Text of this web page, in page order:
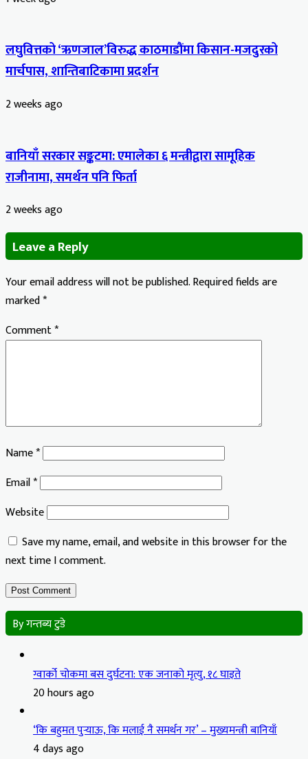
लघुवित्तको ‘ऋणजाल’विरुद्ध काठमाडौंमा किसान-मजदुरको
मार्चपास, शान्तिबाटिकामा प्रदर्शन
2 weeks ago
बानियाँ सरकार सङ्कटमा: एमालेका ६ मन्त्रीद्वारा सामूहिक
राजीनामा, समर्थन पनि फिर्ता
2 weeks ago
Leave a Reply
Your email address will not be published.Required fields are
marked*
Comment*
Name*
Email*
Website
Save my name, email, and website in this browser for the
next time I comment.
By गन्तब्य टुडे
ग्वार्को चोकमा बस दुर्घटना: एक जनाको मृत्यु, १८ घाइते
20 hours ago
‘कि बहुमत पुर्‍याऊ, कि मलाई नै समर्थन गर’ – मुख्यमन्त्री बानियाँ
4 days ago